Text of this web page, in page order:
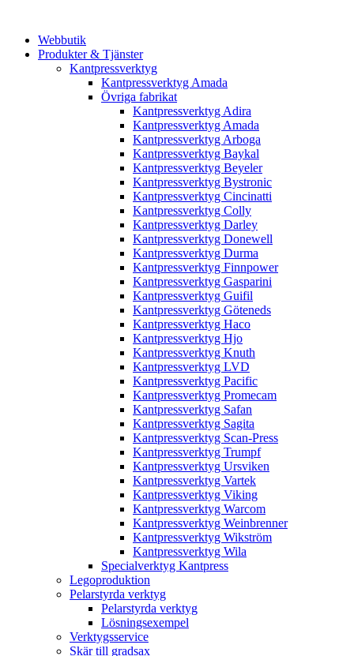
Webbutik
Produkter & Tjänster
Kantpressverktyg
Kantpressverktyg Amada
Övriga fabrikat
Kantpressverktyg Adira
Kantpressverktyg Amada
Kantpressverktyg Arboga
Kantpressverktyg Baykal
Kantpressverktyg Beyeler
Kantpressverktyg Bystronic
Kantpressverktyg Cincinatti
Kantpressverktyg Colly
Kantpressverktyg Darley
Kantpressverktyg Donewell
Kantpressverktyg Durma
Kantpressverktyg Finnpower
Kantpressverktyg Gasparini
Kantpressverktyg Guifil
Kantpressverktyg Göteneds
Kantpressverktyg Haco
Kantpressverktyg Hjo
Kantpressverktyg Knuth
Kantpressverktyg LVD
Kantpressverktyg Pacific
Kantpressverktyg Promecam
Kantpressverktyg Safan
Kantpressverktyg Sagita
Kantpressverktyg Scan-Press
Kantpressverktyg Trumpf
Kantpressverktyg Ursviken
Kantpressverktyg Vartek
Kantpressverktyg Viking
Kantpressverktyg Warcom
Kantpressverktyg Weinbrenner
Kantpressverktyg Wikström
Kantpressverktyg Wila
Specialverktyg Kantpress
Legoproduktion
Pelarstyrda verktyg
Pelarstyrda verktyg
Lösningsexempel
Verktygsservice
Skär till gradsax